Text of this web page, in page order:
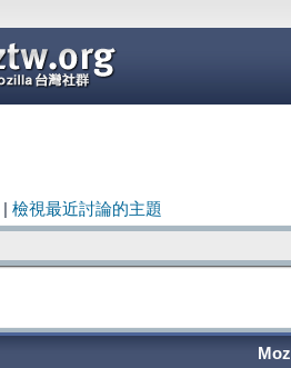
檢視最近討論的主題